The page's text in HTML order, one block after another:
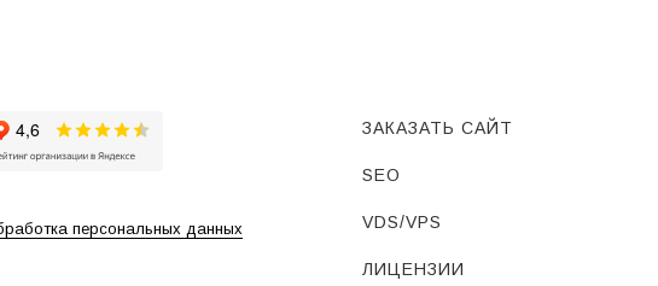
персональных данных
ЗАКАЗАТЬ САЙТ
SEO
VDS/VPS
ЛИЦЕНЗИИ